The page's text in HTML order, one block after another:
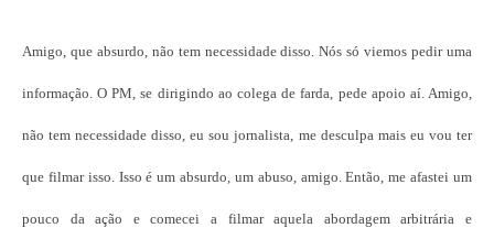
Amigo, que absurdo, não tem necessidade disso. Nós só viemos pedir uma
informação. O PM, se dirigindo ao colega de farda, pede apoio aí. Amigo,
não tem necessidade disso, eu sou jornalista, me desculpa mais eu vou ter
que filmar isso. Isso é um absurdo, um abuso, amigo. Então, me afastei um
pouco da ação e comecei a filmar aquela abordagem arbitrária e